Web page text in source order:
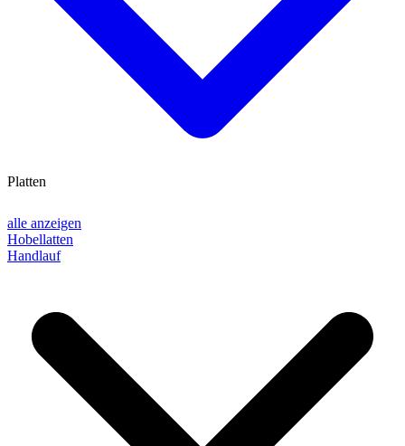
alle anzeigen
Hobellatten
Handlauf
Platten